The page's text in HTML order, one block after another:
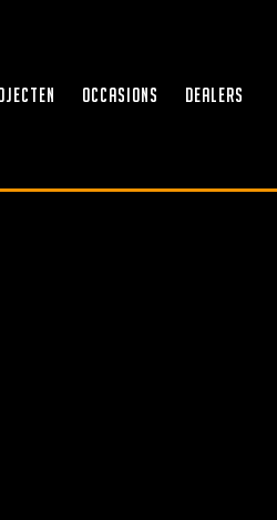
OCCASIONS DEALERS